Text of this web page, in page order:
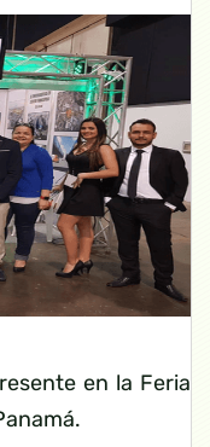
en la Feria